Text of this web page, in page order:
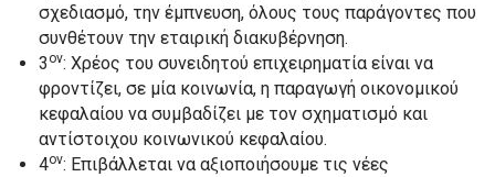
σχεδιασμό, την έμπνευση, όλους τους παράγοντες που
συνθέτουν την εταιρική διακυβέρνηση.
3 ον: Χρέος του συνειδητού επιχειρηματία είναι να
φροντίζει, σε μία κοινωνία, η παραγωγή οικονομικού
κεφαλαίου να συμβαδίζει με τον σχηματισμό και
αντίστοιχου κοινωνικού κεφαλαίου.
4ον: Επιβάλλεται να αξιοποιήσουμε τις νέες